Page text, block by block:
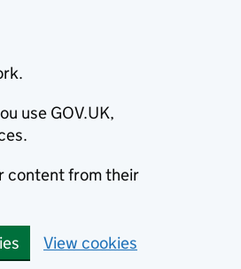
use GOV.UK,
content from their
View cookies